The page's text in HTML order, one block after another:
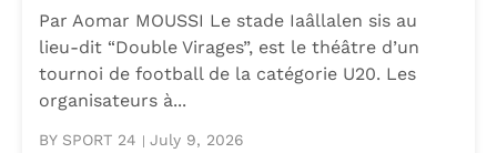
Par Aomar MOUSSI Le stade Iaâllalen sis au
lieu-dit “Double Virages”, est le théâtre d’un
tournoi de football de la catégorie U20. Les
organisateurs à...
BY SPORT 24 | July 9, 2026